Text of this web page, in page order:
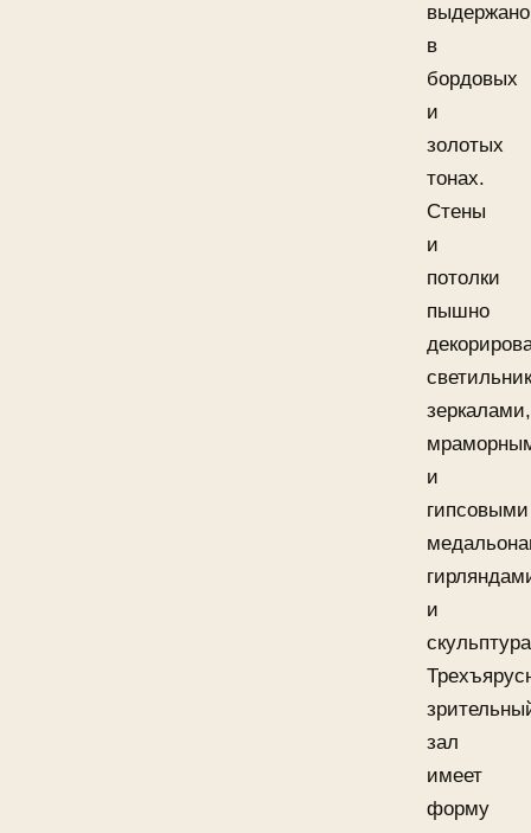
выдержано
в
бордовых
и
золотых
тонах.
Стены
и
потолки
пышно
зеркалами,
и
гипсовыми
и
зал
имеет
форму